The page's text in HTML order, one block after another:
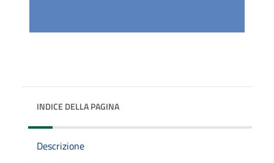
INDICE DELLA PAGINA
Descrizione